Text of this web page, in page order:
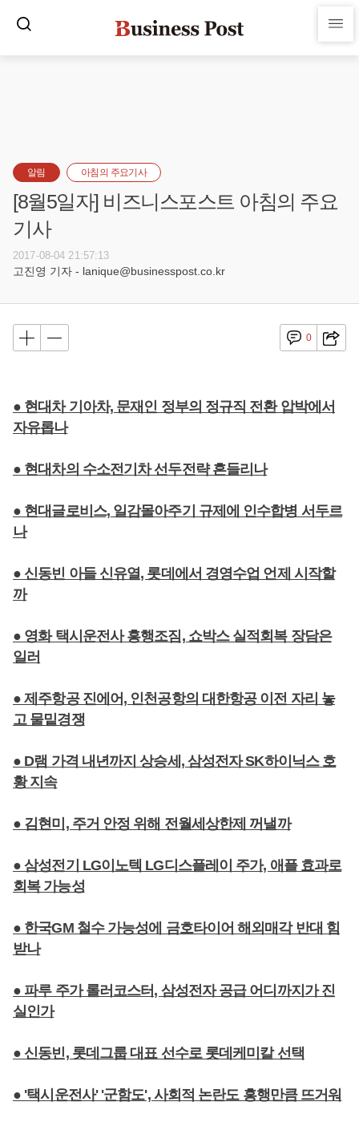
알림 아침의 주요기사
[8월5일자] 비즈니스포스트 아침의 주요
기사
2017-08-04 21:57:13
고진영 기자 - lanique@businesspost.co.kr
0
● 현대차 기아차, 문재인 정부의 정규직 전환 압박에서
자유롭나
● 현대차의 수소전기차 선두전략 흔들리나
● 현대글로비스, 일감몰아주기 규제에 인수합병 서두르
나
● 신동빈 아들 신유열, 롯데에서 경영수업 언제 시작할
까
● 영화 택시운전사 흥행조짐, 쇼박스 실적회복 장담은
일러
● 제주항공 진에어, 인천공항의 대한항공 이전 자리 놓
고 물밑경쟁
● D램 가격 내년까지 상승세, 삼성전자 SK하이닉스 호
황 지속
● 김현미, 주거 안정 위해 전월세상한제 꺼낼까
● 삼성전기 LG이노텍 LG디스플레이 주가, 애플 효과로
회복 가능성
● 한국GM 철수 가능성에 금호타이어 해외매각 반대 힘
받나
● 파루 주가 롤러코스터, 삼성전자 공급 어디까지가 진
실인가
● 신동빈, 롯데그룹 대표 선수로 롯데케미칼 선택
● '택시운전사' '군함도', 사회적 논란도 흥행만큼 뜨거워